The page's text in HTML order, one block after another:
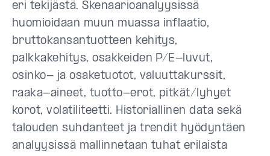
eri tekijästä. Skenaarioanalyysissä
huomioidaan muun muassa inflaatio,
bruttokansantuotteen kehitys,
palkkakehitys, osakkeiden P/E-luvut,
osinko- ja osaketuotot, valuuttakurssit,
raaka-aineet, tuotto-erot, pitkät/lyhyet
korot, volatiliteetti. Historiallinen data sekä
talouden suhdanteet ja trendit hyödyntäen
analyysissä mallinnetaan tuhat erilaista